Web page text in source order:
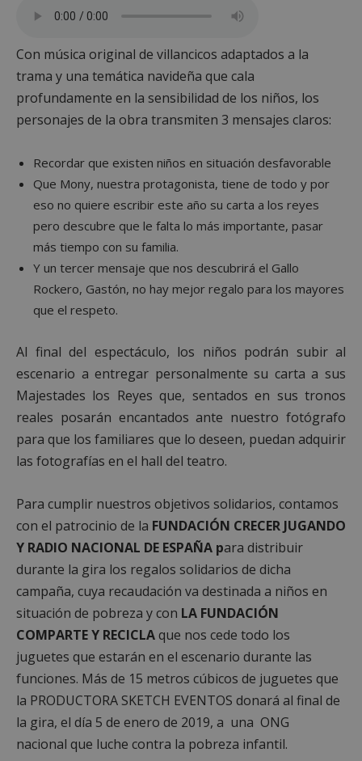
Con música original de villancicos adaptados a la
trama y una temática navideña que cala
profundamente en la sensibilidad de los niños, los
personajes de la obra transmiten 3 mensajes claros:
Recordar que existen niños en situación desfavorable
Que Mony, nuestra protagonista, tiene de todo y por
eso no quiere escribir este año su carta a los reyes
pero descubre que le falta lo más importante, pasar
más tiempo con su familia.
Y un tercer mensaje que nos descubrirá el Gallo
Rockero, Gastón, no hay mejor regalo para los mayores
que el respeto.
Al final del espectáculo, los niños podrán subir al
escenario a entregar personalmente su carta a sus
Majestades los Reyes que, sentados en sus tronos
reales posarán encantados ante nuestro fotógrafo
para que los familiares que lo deseen, puedan adquirir
las fotografías en el hall del teatro.
Para cumplir nuestros objetivos solidarios, contamos
con el patrocinio de la FUNDACIÓN CRECER JUGANDO
Y RADIO NACIONAL DE ESPAÑA para distribuir
durante la gira los regalos solidarios de dicha
campaña, cuya recaudación va destinada a niños en
situación de pobreza y con LA FUNDACIÓN
COMPARTE Y RECICLAque nos cede todo los
juguetes que estarán en el escenario durante las
funciones. Más de 15 metros cúbicos de juguetes que
la PRODUCTORA SKETCH EVENTOS donará al final de
la gira, el día 5 de enero de 2019, a una ONG
nacional que luche contra la pobreza infantil.